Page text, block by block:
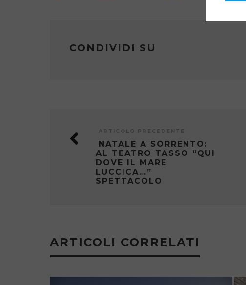
CONDIVIDI SU
ARTICOLO PRECEDENTE
NATALE A SORRENTO:
AL TEATRO TASSO “QUI
DOVE IL MARE
LUCCICA…”
SPETTACOLO
ARTICOLI CORRELATI